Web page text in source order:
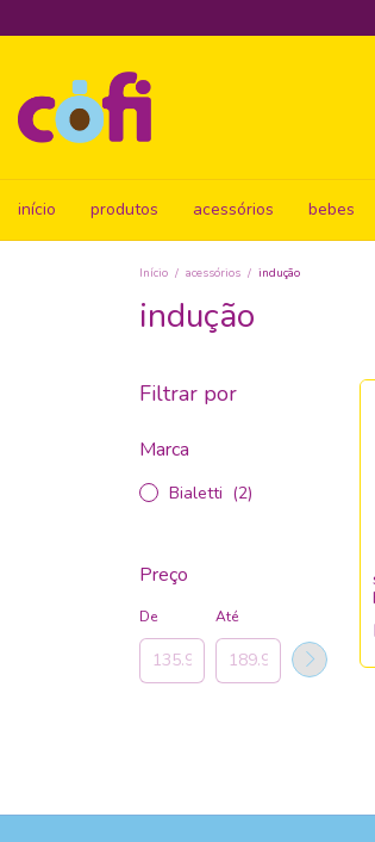
início produtos acessórios bebes
Início / acessórios / indução
indução
Filtrar por
Marca
Bialetti (2)
Preço
De Até